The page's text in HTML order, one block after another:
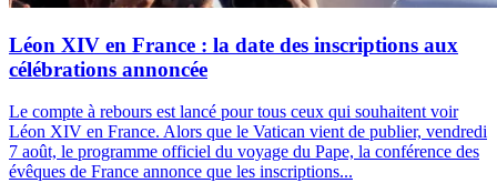
Léon XIV en France : la date des inscriptions aux
célébrations annoncée
Le compte à rebours est lancé pour tous ceux qui souhaitent voir
Léon XIV en France. Alors que le Vatican vient de publier, vendredi
7 août, le programme officiel du voyage du Pape, la conférence des
évêques de France annonce que les inscriptions...